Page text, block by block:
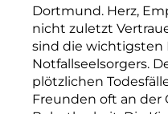
Dortmund. Herz,
nicht zuletzt
sind die wichtigsten
Notfallseelsorgers.
plötzlichen
Freunden oft an der